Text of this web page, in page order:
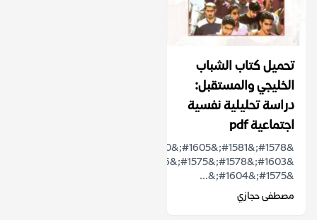
تحميل كتاب الشباب
الخليجي والمستقبل:
دراسة تحليلية نفسية
اجتماعية pdf
&#1575;&#1604;&...
مصطفى حجازي